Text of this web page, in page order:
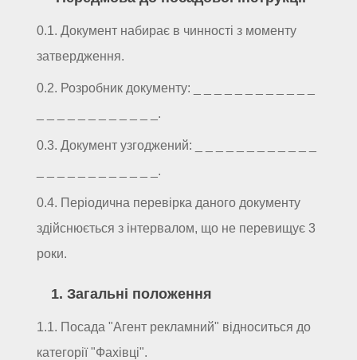
0.1. Документ набирає в чинності з моменту
затвердження.
0.2. Розробник документу: _ _ _ _ _ _ _ _ _ _ _ _
_ _ _ _ _ _ _ _ _ _ _ _.
0.3. Документ узгоджений: _ _ _ _ _ _ _ _ _ _ _ _
_ _ _ _ _ _ _ _ _ _ _ _.
0.4. Періодична перевірка даного документу
здійснюється з інтервалом, що не перевищує 3
роки.
1. Загальні положення
1.1. Посада "Агент рекламний" відноситься до
категорії "Фахівці".